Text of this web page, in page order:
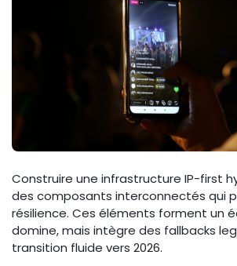
Construire une infrastructure IP-first
des composants interconnectés qui
résilience. Ces éléments forment un
domine, mais intègre des fallbacks
transition fluide vers 2026.